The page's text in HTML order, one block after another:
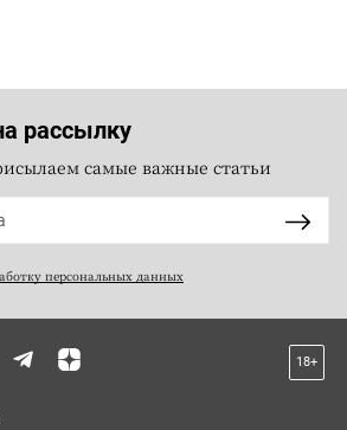
рассылку
самые важные статьи
персональных данных
18+